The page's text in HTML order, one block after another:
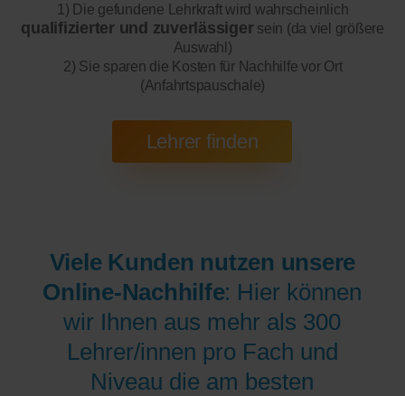
1) Die gefundene Lehrkraft wird wahrscheinlich
qualifizierter und zuverlässigersein (da viel größere
Auswahl)
2) Sie sparen die Kosten für Nachhilfe vor Ort
(Anfahrtspauschale)
Viele Kunden nutzen unsere
Online-Nachhilfe: Hier können
wir Ihnen aus mehr als 300
Lehrer/innen pro Fach und
Niveau die am besten